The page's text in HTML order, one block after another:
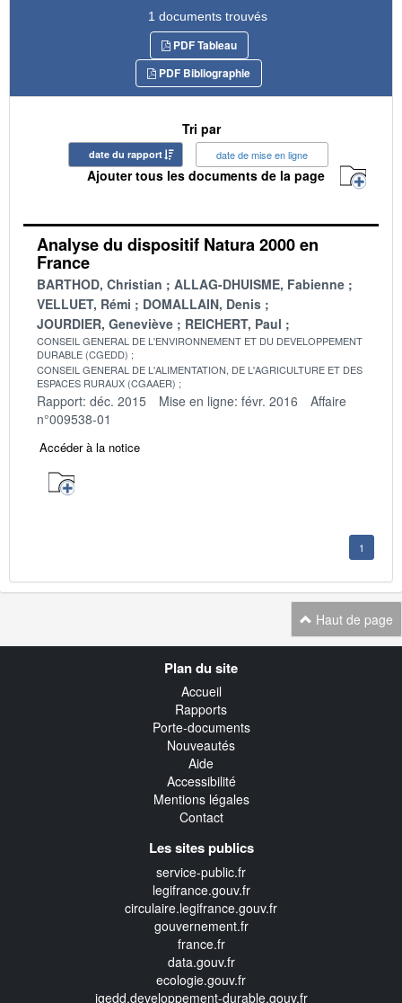
1 documents trouvés
PDF Tableau
PDF Bibliographie
Tri par
date du rapport date de mise en ligne
Ajouter tous les documents de la page
Analyse du dispositif Natura 2000 en
France
BARTHOD, Christian
ALLAG-DHUISME, Fabienne
VELLUET, Rémi
DOMALLAIN, Denis
JOURDIER, Geneviève
REICHERT, Paul
CONSEIL GENERAL DE L'ENVIRONNEMENT ET DU DEVELOPPEMENT
DURABLE (CGEDD)
CONSEIL GENERAL DE L'ALIMENTATION, DE L'AGRICULTURE ET DES
ESPACES RURAUX (CGAAER)
Rapport: déc. 2015 Mise en ligne: févr. 2016
Affaire
n°009538-01
Accéder à la notice
1
Haut de page
Plan du site
Accueil
Rapports
Porte-documents
Nouveautés
Aide
Accessibilité
Mentions légales
Contact
Les sites publics
service-public.fr
legifrance.gouv.fr
circulaire.legifrance.gouv.fr
gouvernement.fr
france.fr
data.gouv.fr
ecologie.gouv.fr
igedd.developpement-durable.gouv.fr